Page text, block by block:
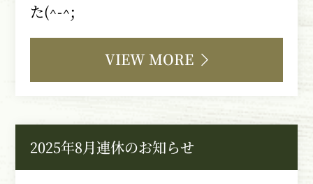
た(^-^;
VIEW MORE
2025年8月連休のお知らせ